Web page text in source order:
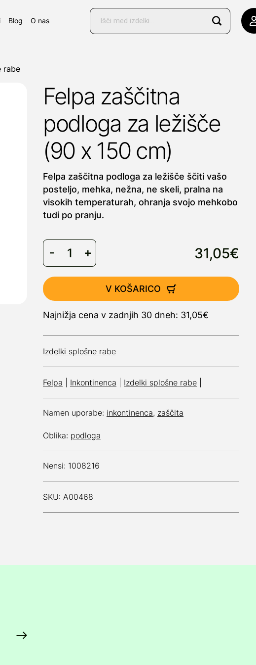
Blog O nas
Products
search
rabe
Felpa zaščitna
podloga za ležišče
(90 x 150 cm)
Felpa zaščitna podloga za ležišče ščiti vašo
posteljo, mehka, nežna, ne skeli, pralna na
visokih temperaturah, ohranja svojo mehkobo
tudi po pranju.
31,05€
V KOŠARICO
Najnižja cena v zadnjih 30 dneh: 31,05€
Izdelki splošne rabe
Felpa Inkontinenca Izdelki splošne rabe
Namen uporabe: inkontinenca, zaščita
Oblika: podloga
Nensi: 1008216
SKU: A00468